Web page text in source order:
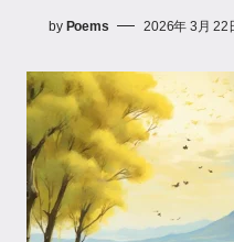
by Poems 2026年 3月 22